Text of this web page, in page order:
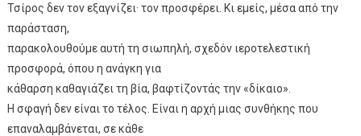
Τσίρος δεν τον εξαγνίζει· τον προσφέρει. Κι εμείς, μέσα από την
παράσταση,
παρακολουθούμε αυτή τη σιωπηλή, σχεδόν ιεροτελεστική
προσφορά, όπου η ανάγκη για
κάθαρση καθαγιάζει τη βία, βαφτίζοντάς την «δίκαιο».
Η σφαγή δεν είναι το τέλος. Είναι η αρχή μιας συνθήκης που
επαναλαμβάνεται, σε κάθε